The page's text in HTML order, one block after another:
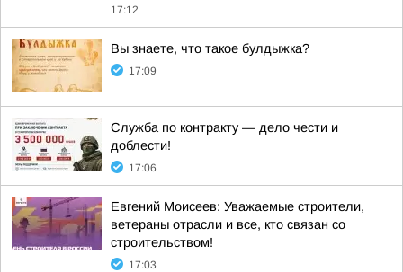
17:12
Вы знаете, что такое булдыжка?
17:09
Служба по контракту — дело чести и
доблести!
17:06
Евгений Моисеев: Уважаемые строители,
ветераны отрасли и все, кто связан со
строительством!
17:03